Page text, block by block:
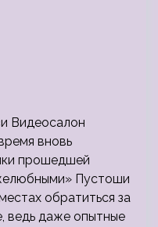
Видеосалон
вновь
прошедшей
Пустоши
обратиться за
ведь даже опытные